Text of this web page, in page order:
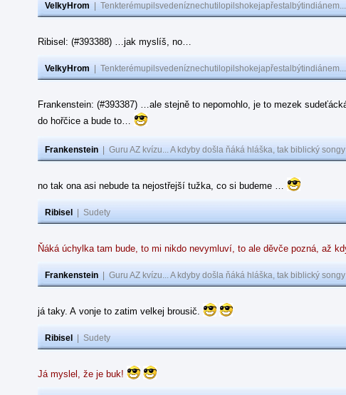
VelkyHrom Tenkterémupilsvedeníznechutilopilshokejapřestalbýtindiánem...
Ribisel: (#393388) …jak myslíš, no…
VelkyHrom Tenkterémupilsvedeníznechutilopilshokejapřestalbýtindiánem...
Frankenstein: (#393387) …ale stejně to nepomohlo, je to mezek
do hořčice a bude to…
Frankenstein Guru AZ kvízu... A kdyby došla ňáká hláška, tak biblický
no tak ona asi nebude ta nejostřejší tužka, co si budeme …
Ribisel Sudety
Ňáká úchylka tam bude, to mi nikdo nevymluví, to ale děvče pozná, až
Frankenstein Guru AZ kvízu... A kdyby došla ňáká hláška, tak biblický
já taky. A vonje to zatim velkej brousič.
Ribisel Sudety
Já myslel, že je buk!